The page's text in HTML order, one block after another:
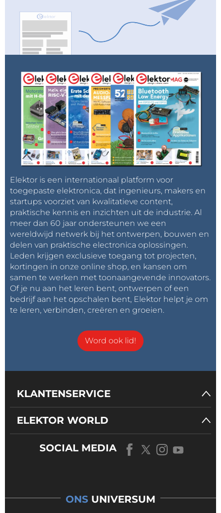
Elektor is een internationaal platform voor
toegepaste elektronica, dat ingenieurs, makers en
startups voorziet van kwalitatieve content,
praktische kennis en inzichten uit de industrie. Al
meer dan 60 jaar ondersteunen we een
wereldwijd netwerk bij het ontwerpen, bouwen en
delen van praktische electronica oplossingen.
Leden krijgen exclusieve toegang tot projecten,
kortingen in onze online shop, en kansen om
samen te werken met toonaangevende innovators.
Of je nu aan het leren bent, ontwerpen of een
bedrijf aan het opschalen bent, Elektor helpt je om
te leren, verbinden, creëren en groeien.
Word ook lid!
KLANTENSERVICE
ELEKTOR WORLD
SOCIAL MEDIA
ONS UNIVERSUM